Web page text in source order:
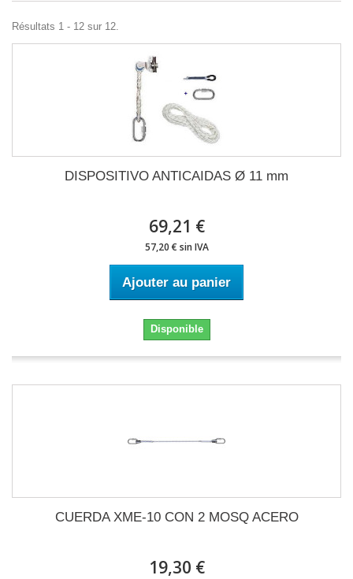
Résultats 1 - 12 sur 12.
DISPOSITIVO ANTICAIDAS Ø 11 mm
69,21 €
57,20 € sin IVA
Ajouter au panier
Disponible
CUERDA XME-10 CON 2 MOSQ ACERO
19,30 €